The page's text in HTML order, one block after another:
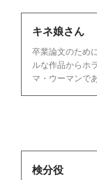
キネ娘さん
卒業論文のため
ルな作品からホ
マ・ウーマンであ
検分役